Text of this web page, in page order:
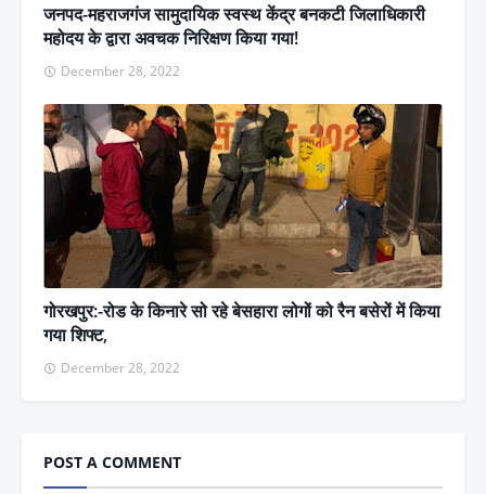
जनपद-महराजगंज सामुदायिक स्वस्थ केंद्र बनकटी जिलाधिकारी
महोदय के द्वारा अवचक निरिक्षण किया गया!
December 28, 2022
गोरखपुर:-रोड के किनारे सो रहे बेसहारा लोगों को रैन बसेरों में किया
गया शिफ्ट,
December 28, 2022
POST A COMMENT